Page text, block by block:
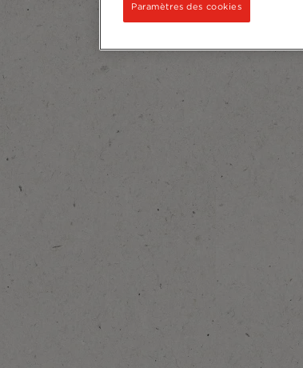
Paramètres des cookies